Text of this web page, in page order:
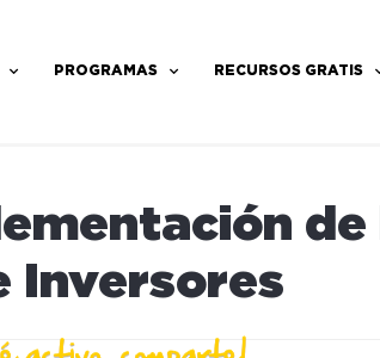
PROGRAMAS RECURSOS GRATIS
Inversores